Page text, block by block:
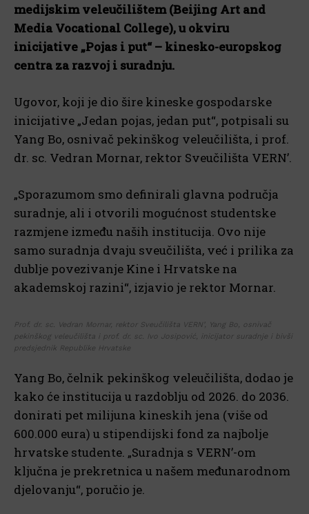
medijskim veleučilištem (Beijing Art and
Media Vocational College), u okviru
inicijative „Pojas i put“ – kinesko-europskog
centra za razvoj i suradnju.
Ugovor, koji je dio šire kineske gospodarske
inicijative „Jedan pojas, jedan put“, potpisali su
Yang Bo, osnivač pekinškog veleučilišta, i prof.
dr. sc. Vedran Mornar, rektor Sveučilišta VERN’.
„Sporazumom smo definirali glavna područja
suradnje, ali i otvorili mogućnost studentske
razmjene između naših institucija. Ovo nije
samo suradnja dvaju sveučilišta, već i prilika za
dublje povezivanje Kine i Hrvatske na
akademskoj razini“, izjavio je rektor Mornar.
Prof. dr. sc. Vedran Mornar, rektor Sveučilišta VERN’, Yang Bo, osnivač
pekinškog veleučilišta i prof. dr. sc. Ivo Josipović, inicijator suradnje i bivši
predsjednik Republike Hrvatske
Yang Bo, čelnik pekinškog veleučilišta, dodao je
kako će institucija u razdoblju od 2026. do 2036.
donirati pet milijuna kineskih jena (više od
600.000 eura) u stipendijski fond za najbolje
hrvatske studente. „Suradnja s VERN’-om
ključna je prekretnica u našem međunarodnom
djelovanju“, poručio je.